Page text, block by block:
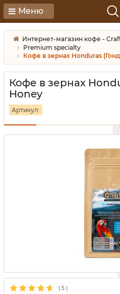
Меню
Интернет-магазин кофе -
Premium specialty
Кофе в зернах Honduras
Кофе в зернах
Honey
Артикул:
( 5 )